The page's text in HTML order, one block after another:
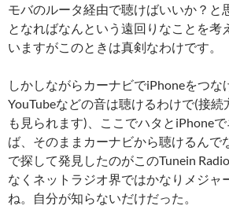
モバのルータ経由で聴けばいいか？と
となればなんという遠回りなことを考
いますがこのときは真剣なわけです。
しかしながらカーナビでiPhoneをつな
YouTubeなどの音は聴けるわけで(接
も見られます)、ここでハタとiPhone
ば、そのままカーナビから聴けるんで
で探して発見したのがこのTunein
なくネットラジオ界ではかなりメジャ
ね。自分が知らないだけだった。